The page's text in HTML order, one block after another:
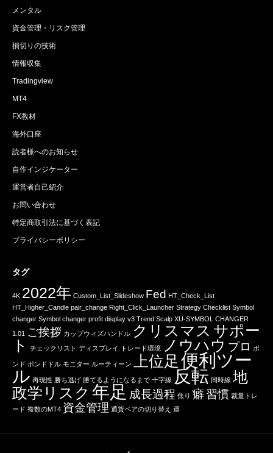
メンタル
資金管理・リスク管理
損切りの技術
情報収集
Tradingview
MT4
FX教材
海外口座
読者様へのお知らせ
自作インジケーター
運営者自己紹介
お問い合わせ
特定商取引法に基づく表記
プライバシーポリシー
タグ
4K 2022年 Custom_List_Slideshow Fed HT_Check_List
HT_Higher_Candle pair_change Right_Click_Launcher Strategy Checklist Symbol
changer Symbol changer profit display v3 Trend Scalp XU-SYMBOL CHANGER
1.01 ご挨拶 カップウィズハンドル クリスマス サポー
ト
チェックリスト ディスプレイ トレード環境 ノウハウ プロ ポ
ンド ポンドドル モニター ルーティーン 上位足 便利ツー
ル 再現性 勝ち逃げ 勝てるようになるまで 十字線 反転 同時線 地
政学リスク 年足 成長過程 焦り 癖習慣 裁量トレ
ード 複数のMT4 資金管理 通貨ペアの切り替え 運